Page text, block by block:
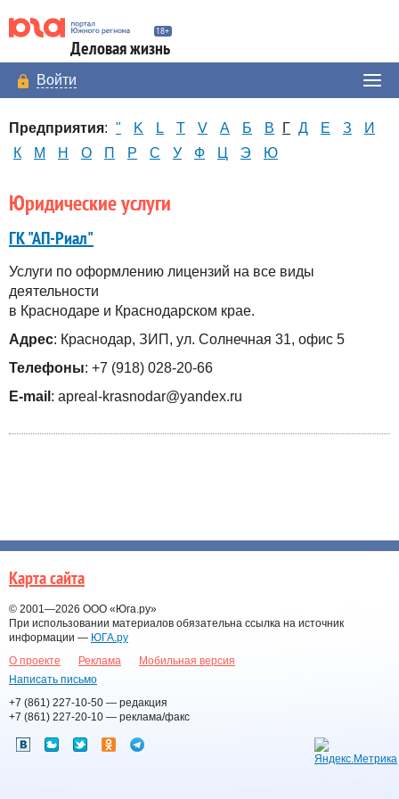
Деловая жизнь
Войти
Предприятия: " K L T V А Б В Г Д Е З
И
К
М Н О П Р С У Ф Ц Э Ю
Юридические услуги
ГК "АП-Риал"
Услуги по оформлению лицензий на все виды
деятельности
в Краснодаре и Краснодарском крае.
Адрес: Краснодар, ЗИП, ул. Солнечная 31, офис 5
Телефоны: +7 (918) 028-20-66
E-mail : apreal-krasnodar@yandex.ru
Карта сайта
© 2001—2026 ООО «Юга.ру»
При использовании материалов обязательна ссылка на источник
информации — ЮГА.ру
О проекте
Реклама
Мобильная версия
Написать письмо
+7 (861) 227-10-50 — редакция
+7 (861) 227-20-10 — реклама/факс